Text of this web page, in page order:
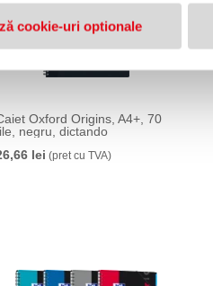
cookie-uri optionale
Oxford Origins, A4+, 70
negru, dictando
lei (pret cu TVA)